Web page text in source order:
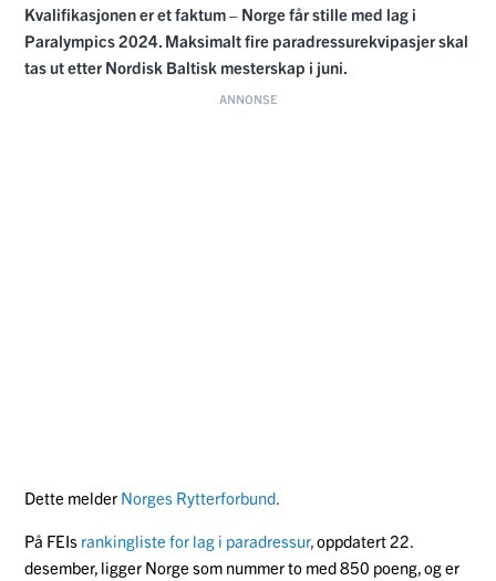
Kvalifikasjonen er et faktum – Norge får stille med lag i
Paralympics 2024. Maksimalt fire paradressurekvipasjer skal
tas ut etter Nordisk Baltisk mesterskap i juni.
Dette melder Norges Rytterforbund.
På FEIs rankingliste for lag i paradressur,oppdatert 22.
desember, ligger Norge som nummer to med 850 poeng, og er